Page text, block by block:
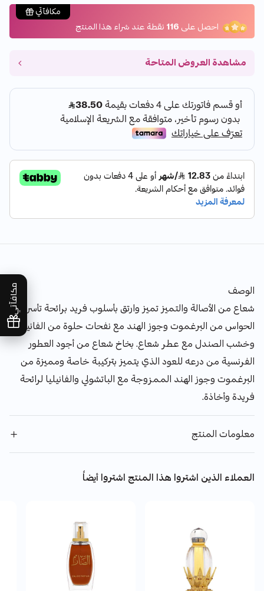
مكافآتي
209+ بيع مؤخراً
209+ بيع مؤخراً
مكافآتي
احصل على 116 نقطة عند شراء هذا المنتج
مشاهدة العروض المتاحة
الوصف
شعاع من الأصالة والتميز تميز وارتق بأسلوب فريد برائحة تأسر
الحواس من البرغموت وجوز الهند مع نفحات حلوة من الفانيليا
وخشب الصندل مع عطر شعاع. بخاخ شعاع من أجود العطور
الفرنسية من درعه للعود الذي يتميز بتركيبة خاصة ومميزة من
البرغموت وجوز الهند الممزوجة مع الباتشولي والفانيليا لرائحة
فريدة وأخاذة.
معلومات المنتج
العملاء الذين اشتروا هذا المنتج اشتروا أيضاً